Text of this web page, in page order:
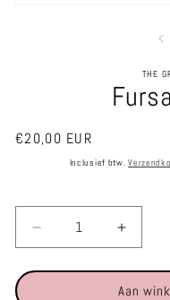
THE
Normale
€20,00 EUR
Inclusief btw.
Aantal
verlagen
voor
Aantal
voor
Aan